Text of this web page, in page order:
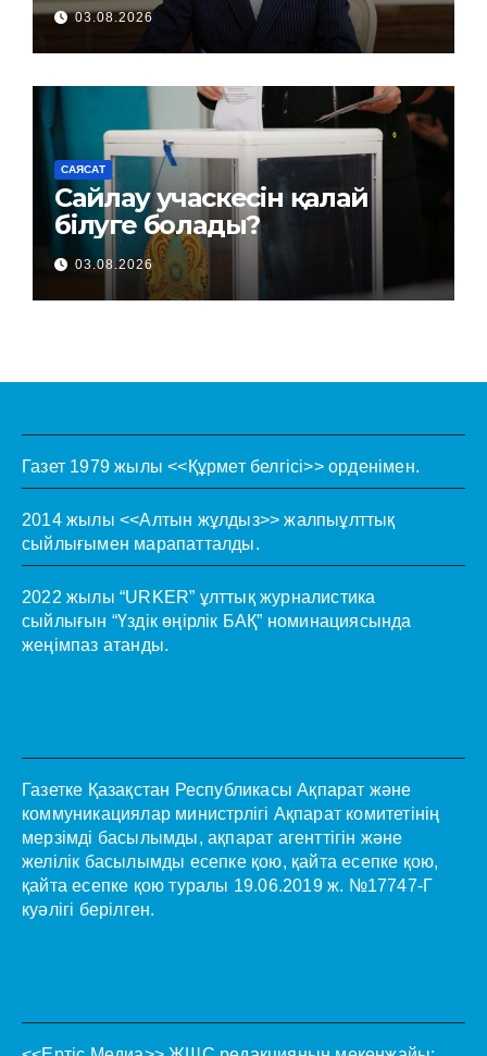
03.08.2026
САЯСАТ
Сайлау учаскесін қалай
білуге болады?
03.08.2026
Газет 1979 жылы <<Құрмет белгісі>> орденімен.
2014 жылы <<Алтын жұлдыз>> жалпыұлттық
сыйлығымен марапатталды.
2022 жылы “URKER” ұлттық журналистика
сыйлығын “Үздік өңірлік БАҚ” номинациясында
жеңімпаз атанды.
Газетке Қазақстан Республикасы Ақпарат және
коммуникациялар министрлігі Ақпарат комитетінің
мерзімді басылымды, ақпарат агенттігін және
желілік басылымды есепке қою, қайта есепке қою,
қайта есепке қою туралы 19.06.2019 ж. №17747-Г
куәлігі берілген.